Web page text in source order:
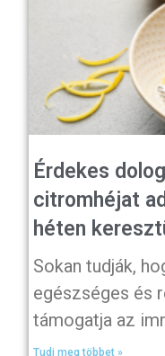
Érdekes
citromhéjat
héten
Sokan tudják,
egészséges és
támogatja az
Tudj meg többet »